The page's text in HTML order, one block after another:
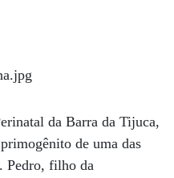
da Barra da Tijuca,
de uma das
Pedro, filho da